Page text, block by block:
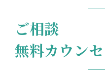
ご相談
無料カウン